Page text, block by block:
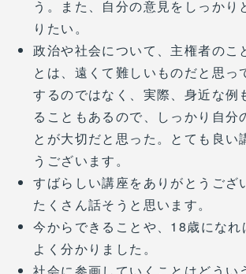
う。また、自分の意見をしっかり
りたい。
政治や社会について、主権者のこ
とは、遠くて難しいものだと思っ
するのではなく、実際、身近な例
ることもあるので、しっかり自分
とが大切だと思った。とても良い
うございます。
すばらしい講座をありがとうござ
たくさん話そうと思います。
今からできることや、18歳になれ
よく分かりました。